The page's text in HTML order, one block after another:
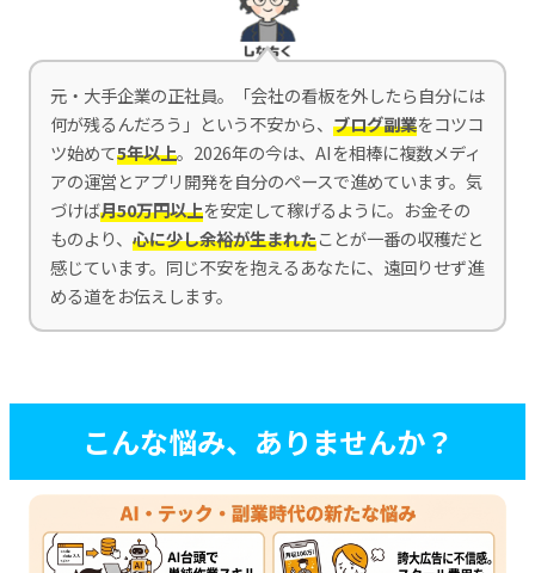
元・大手企業の正社員。「会社の看板を外したら自分には
何が残るんだろう」という不安から、 ブログ副業をコツコ
ツ始めて5年以上。2026年の今は、AIを相棒に複数メディ
アの運営とアプリ開発を自分のペースで進めています。気
づけば月50万円以上を安定して稼げるように。お金その
ものより、 心に少し余裕が生まれたことが一番の収穫だと
感じています。同じ不安を抱えるあなたに、遠回りせず進
める道をお伝えします。
こんな悩み、ありませんか？